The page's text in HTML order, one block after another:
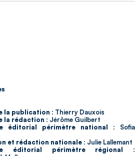
la publication : Thierry Dauxois
la rédaction : Jérôme Guilbert
éditorial périmètre national : Sofia
et rédaction nationale : Julie Lallemant
éditorial périmètre régional :